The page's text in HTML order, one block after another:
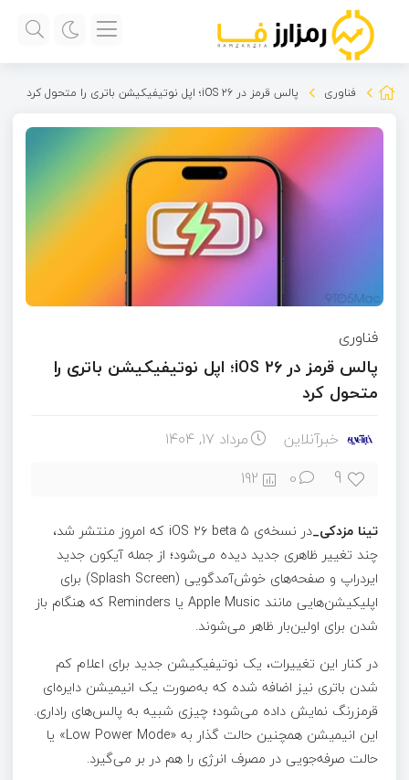
فناوری پالس قرمز در iOS ۲۶؛ اپل نوتیفیکیشن باتری را متحول کرد
فناوری
پالس قرمز در iOS ۲۶؛ اپل نوتیفیکیشن باتری را
متحول کرد
خبرآنلاین مرداد ۱۷, ۱۴۰۴
9
0
192
تینا مزدکی_
در نسخه‌ی iOS ۲۶ beta ۵ که امروز منتشر شد،
چند تغییر ظاهری جدید دیده می‌شود؛ از جمله آیکون جدید
ایردراپ و صفحه‌های خوش‌آمدگویی (Splash Screen) برای
اپلیکیشن‌هایی مانند Apple Music یا Reminders که هنگام باز
شدن برای اولین‌بار ظاهر می‌شوند.
در کنار این تغییرات، یک نوتیفیکیشن جدید برای اعلام کم
شدن باتری نیز اضافه شده که به‌صورت یک انیمیشن دایره‌ای
قرمزرنگ نمایش داده می‌شود؛ چیزی شبیه به پالس‌های راداری.
این انیمیشن همچنین حالت گذار به «Low Power Mode» یا
حالت صرفه‌جویی در مصرف انرژی را هم در بر می‌گیرد.